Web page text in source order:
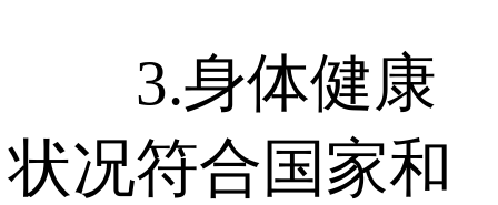
3.身体健康
状况符合国家和